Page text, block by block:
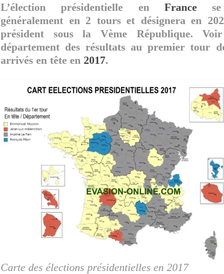
L’élection présidentielle en Francese
généralement en 2 tours et désignera en
président sous la Vème République.
département des résultats au premier tour
arrivés en tête en 2017.
Carte des élections présidentielles en 2017